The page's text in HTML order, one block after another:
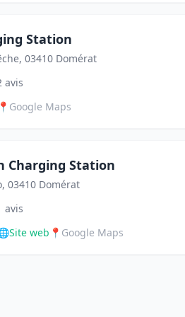
Station
03410 Domérat
avis
📍 Google Maps
Charging Station
03410 Domérat
avis
Site web 📍 Google Maps